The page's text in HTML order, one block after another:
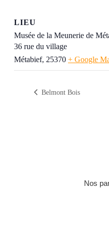
LIEU
Musée de la Meunerie de
36 rue du village
Métabief, 25370 + Google
Belmont Bois
Nos